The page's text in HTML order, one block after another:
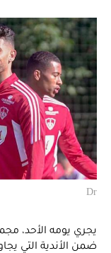
Dr
يجري يومه الأحد،
ضمن الأندية التي